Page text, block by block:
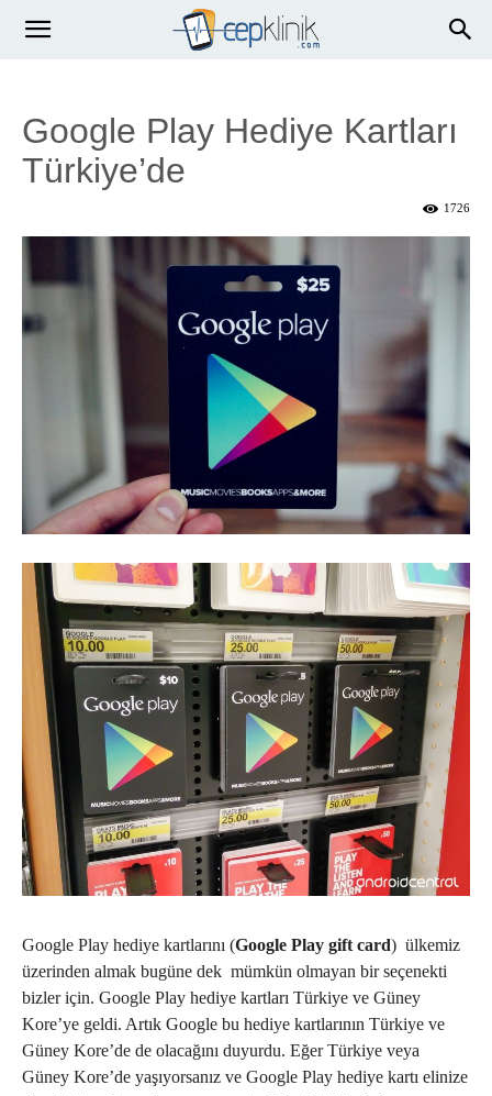
Google Play Hediye Kartları
Türkiye’de
1726
Google Play hediye kartlarını (Google Play gift card) ülkemiz
üzerinden almak bugüne dek mümkün olmayan bir seçenekti
bizler için. Google Play hediye kartları Türkiye ve Güney
Kore’ye geldi. Artık Google bu hediye kartlarının Türkiye ve
Güney Kore’de de olacağını duyurdu. Eğer Türkiye veya
Güney Kore’de yaşıyorsanız ve Google Play hediye kartı elinize